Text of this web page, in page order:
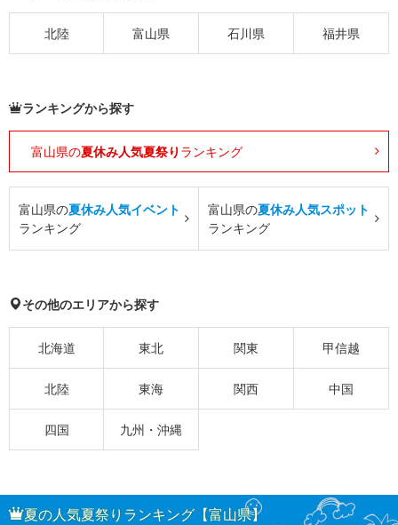
北陸 富山県 石川県 福井県
ランキングから探す
富山県の夏休み人気夏祭り ランキング
富山県の夏休み人気イベント
ランキング
富山県の夏休み人気スポット
ランキング
その他のエリアから探す
北海道 東北 関東 甲信越
北陸 東海 関西 中国
四国 九州・沖縄
夏の人気夏祭りランキング【富山県】